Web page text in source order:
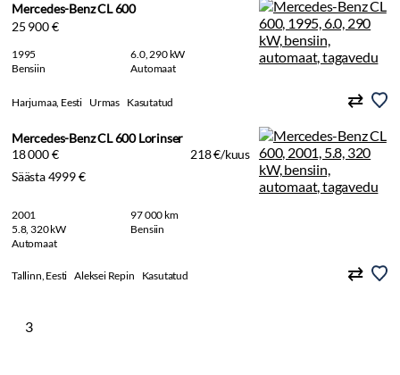
Mercedes-Benz CL 600
25 900 €
1995
6.0, 290 kW
Bensiin
Automaat
Harjumaa, Eesti Urmas Kasutatud
Mercedes-Benz CL 600 Lorinser
18 000 €
218 €/kuus
Säästa 4999 €
2001
97 000 km
5.8, 320 kW
Bensiin
Automaat
Tallinn, Eesti Aleksei Repin Kasutatud
3